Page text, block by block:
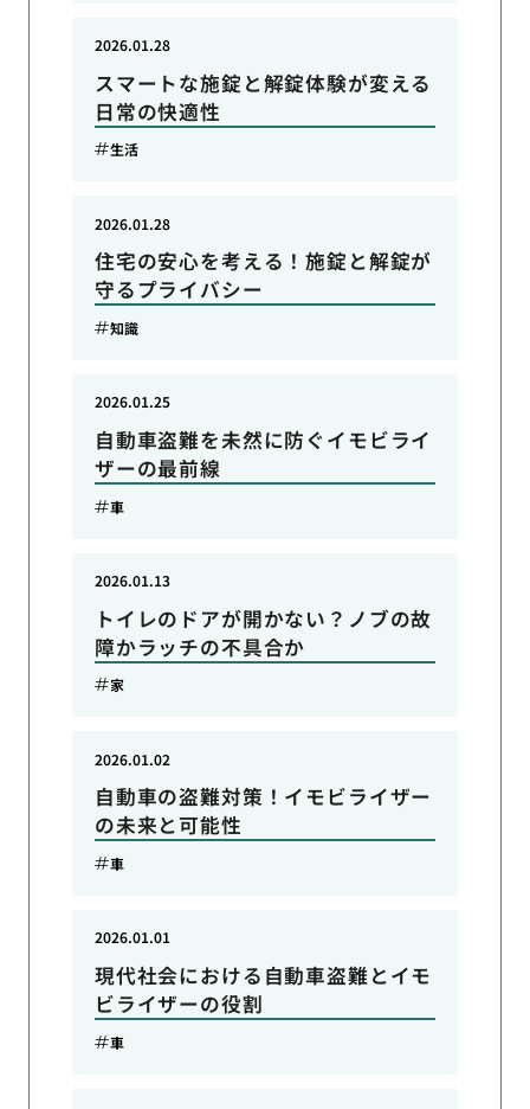
スマートな施錠と解錠体験が変える
日常の快適性
2026.01.28
生活
住宅の安心を考える！施錠と解錠が
守るプライバシー
2026.01.28
知識
自動車盗難を未然に防ぐイモビライ
ザーの最前線
2026.01.25
車
トイレのドアが開かない？ノブの故
障かラッチの不具合か
2026.01.13
家
自動車の盗難対策！イモビライザー
の未来と可能性
2026.01.02
車
現代社会における自動車盗難とイモ
ビライザーの役割
2026.01.01
車